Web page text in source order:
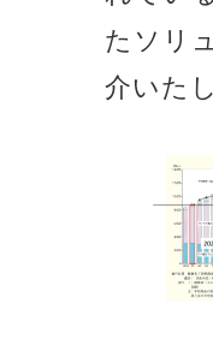
たソリ
介いた